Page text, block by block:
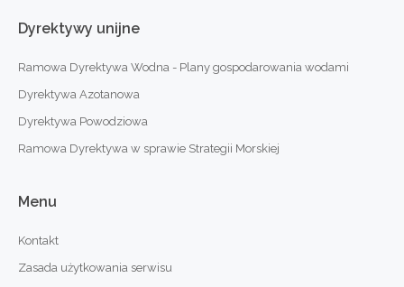
Dyrektywy unijne
Ramowa Dyrektywa Wodna - Plany gospodarowania wodami
Dyrektywa Azotanowa
Dyrektywa Powodziowa
Ramowa Dyrektywa w sprawie Strategii Morskiej
Menu
Kontakt
Zasada użytkowania serwisu